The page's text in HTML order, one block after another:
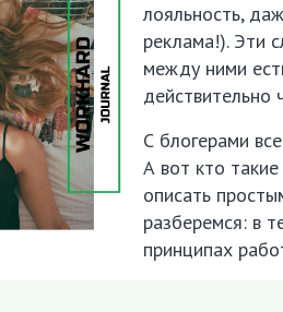
лояльность,
реклама!). Эти
между ними
действительно
С блогерами
А вот кто
описать
разберемся: в
принципах